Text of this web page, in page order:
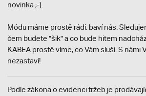
novinka ;-).
Módu máme prostě rádi, baví nás.
čem budete "šik" a co bude hitem
KABEA prostě víme, co Vám sluší. S námi
nezastaví!
Podle zákona o evidenci tržeb je